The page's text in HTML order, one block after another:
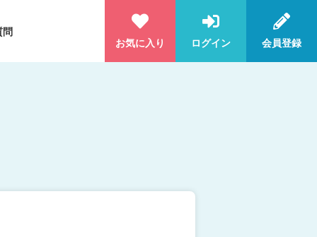
問
お気に入り
ログイン 会員登録